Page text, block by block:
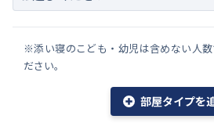
※添い寝のこども・幼児は含めない人
ださい。
部屋タイプを